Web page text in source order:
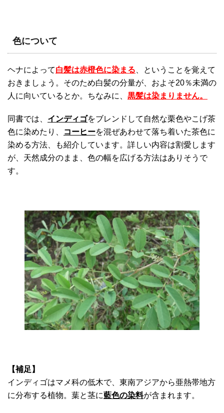
色について
ヘナによって白髪は赤橙色に染まる 、ということを覚えて
おきましょう。そのため白髪の分量が、およそ20％未満の
人に向いているとか。ちなみに、 黒髪は染まりません。
同書では、 インディゴをブレンドして自然な栗色やこげ茶
色に染めたり、
コーヒーを混ぜあわせて落ち着いた茶色に
染める方法、も紹介しています。詳しい内容は割愛します
が、天然成分のまま、色の幅を広げる方法はありそうで
す。
【補足】
インディゴはマメ科の低木で、東南アジアから亜熱帯地方
に分布する植物。葉と茎に藍色の染料が含まれます。